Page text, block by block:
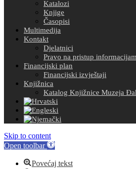
Katalozi
Knjige
Časopisi
Multimedija
Kontakt
Djelatnici
Pravo na pristup
Financijski plan
Financijski izvještaji
Knjižnica
Katalog Knjižnice Muzeja
Skip to content
Open toolbar
Povećaj tekst